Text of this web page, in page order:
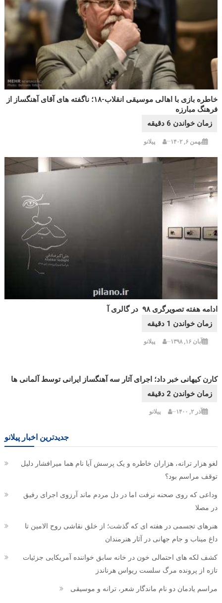
خاطره بازی با اهالی موسیقی انقلاب-۱۸؛ ناگفته های آقای آهنگساز از
فرهنگ مبارزه
بهمن ۶, ۱۴۰۲ پیلانو
ادامه هفته تصویرگری ۹۸ در گالری آ
آبان ۱۶, ۱۳۹۸ پیلانو
کارن کیهانی خبر داد؛ اجرای آثار سه آهنگساز ایرانی توسط آلمانی ها
آذر ۲, ۱۴۰۰ پیلانو
جدیدترین اخبار پیلانو
لغو هزار ترانه، هزاران خاطره و یک پرسش آیا نام هما میرافشار دلیل
توقف مراسم بود؟
وداعی که روی صحنه نرفت اما در دل مردم ماند آرزوی اجرای رفیق
در مصلا
هنرهای تجسمی در هفته ای که گذشت؛ از خلق نقاشی روح الامین تا
داغ میناب و جام جهانی در آثار هنرمندان
کشف لکه های احتمالی خون در خانه سابق خواننده آمریکایی جزئیات
تازه از پرونده مرگ سلست ریواس هرناندز
مراسم یادمان دو نام ماندگار شعر، ترانه و موسیقی